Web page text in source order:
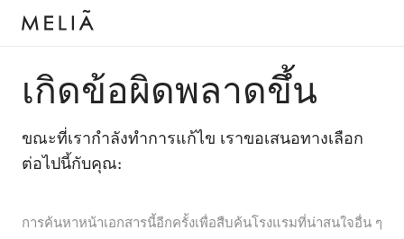
เกิดข้อผิดพลาดขึ้น
ขณะที่เรากำลังทำการแก้ไข เราขอเสนอทางเลือก
ต่อไปนี้กับคุณ:
การค้นหาหน้าเอกสารนี้อีกครั้งเพื่อสืบค้นโรงแรมที่น่าสนใจอื่น ๆ